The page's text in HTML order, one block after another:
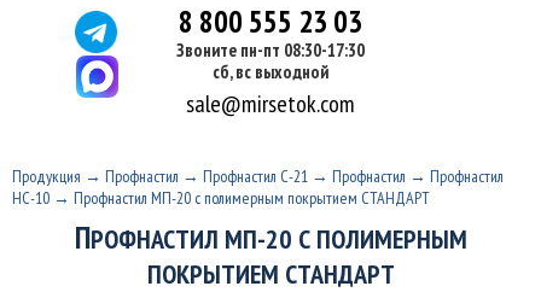
8 800 555 23 03
Звоните пн-пт 08:30-17:30
сб, вс выходной
sale@mirsetok.com
Продукция → Профнастил → Профнастил С-21 → Профнастил → Профнастил
НС-10 → Профнастил МП-20 с полимерным покрытием СТАНДАРТ
ПРОФНАСТИЛ МП-20 С ПОЛИМЕРНЫМ
ПОКРЫТИЕМ СТАНДАРТ